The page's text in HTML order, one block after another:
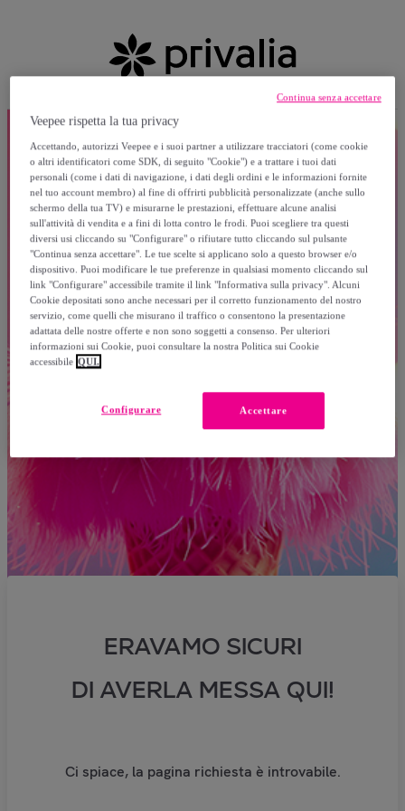
ERAVAMO SICURI
DI AVERLA MESSA QUI!
Ci spiace, la pagina richiesta è introvabile.
Veepee rispetta la tua privacy
Accettando, autorizzi Veepee e i suoi partner a utilizzare tracciatori (come cookie
o altri identificatori come SDK, di seguito "Cookie") e a trattare i tuoi dati
personali (come i dati di navigazione, i dati degli ordini e le informazioni fornite
nel tuo account membro) al fine di offrirti pubblicità personalizzate (anche sullo
schermo della tua TV) e misurarne le prestazioni, effettuare alcune analisi
sull'attività di vendita e a fini di lotta contro le frodi. Puoi scegliere tra questi
diversi usi cliccando su "Configurare" o rifiutare tutto cliccando sul pulsante
"Continua senza accettare". Le tue scelte si applicano solo a questo browser e/o
dispositivo. Puoi modificare le tue preferenze in qualsiasi momento cliccando sul
link "Configurare" accessibile tramite il link "Informativa sulla privacy". Alcuni
Cookie depositati sono anche necessari per il corretto funzionamento del nostro
servizio, come quelli che misurano il traffico o consentono la presentazione
adattata delle nostre offerte e non sono soggetti a consenso. Per ulteriori
informazioni sui Cookie, puoi consultare la nostra Politica sui Cookie
accessibile QUI.
Accettare
Configurare
Continua senza accettare